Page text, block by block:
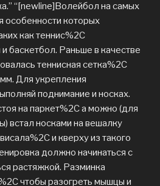
“[newline]Волейбол на самых
особенности которых
как теннис%2C
баскетбол. Раньше в качестве
теннисная сетка%2C
Для укрепления
поднимание и носках.
на паркет%2C а можно (для
встал носками на вешалку
и кверху из такого
должно начинаться с
растяжкой. Разминка
чтобы разогреть мышцы и